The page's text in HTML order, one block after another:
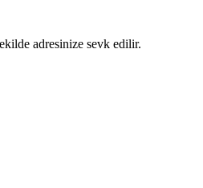
adresinize sevk edilir.